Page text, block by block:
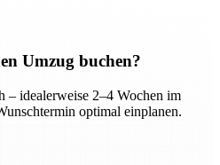
Umzug buchen?
– idealerweise 2–4 Wochen im
optimal einplanen.